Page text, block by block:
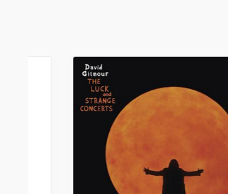
The Orb & David Gilmour -
Metallic Spheres
שני תקליטים צבעוניים